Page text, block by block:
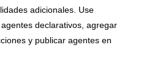
adicionales. Use
declarativos, agregar
y publicar agentes en